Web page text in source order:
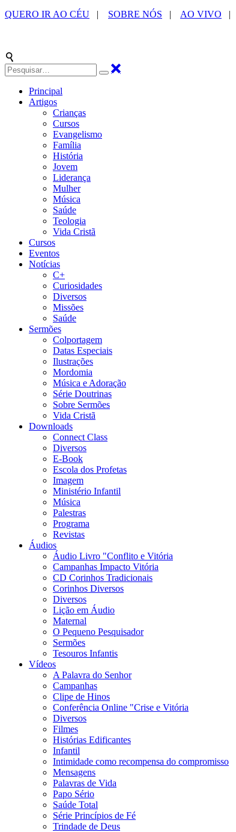
QUERO IR AO CÉU | SOBRE NÓS | AO VIVO |
Principal
Artigos
Crianças
Cursos
Evangelismo
Família
História
Jovem
Liderança
Mulher
Música
Saúde
Teologia
Vida Cristã
Cursos
Eventos
Notícias
C+
Curiosidades
Diversos
Missões
Saúde
Sermões
Colportagem
Datas Especiais
Ilustrações
Mordomia
Música e Adoração
Série Doutrinas
Sobre Sermões
Vida Cristã
Downloads
Connect Class
Diversos
E-Book
Escola dos Profetas
Imagem
Ministério Infantil
Música
Palestras
Programa
Revistas
Áudios
Áudio Livro "Conflito e Vitória
Campanhas Impacto Vitória
CD Corinhos Tradicionais
Corinhos Diversos
Diversos
Lição em Áudio
Maternal
O Pequeno Pesquisador
Sermões
Tesouros Infantis
Vídeos
A Palavra do Senhor
Campanhas
Clipe de Hinos
Conferência Online "Crise e Vitória
Diversos
Filmes
Histórias Edificantes
Infantil
Intimidade como recompensa do compromisso
Mensagens
Palavras de Vida
Papo Sério
Saúde Total
Série Princípios de Fé
Trindade de Deus